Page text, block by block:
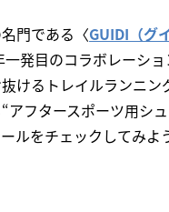
門である〈GUIDI（グ
一発目のコラボレーシ
けるトレイルランニ
アフタースポーツ用シ
ルをチェックしてみよ